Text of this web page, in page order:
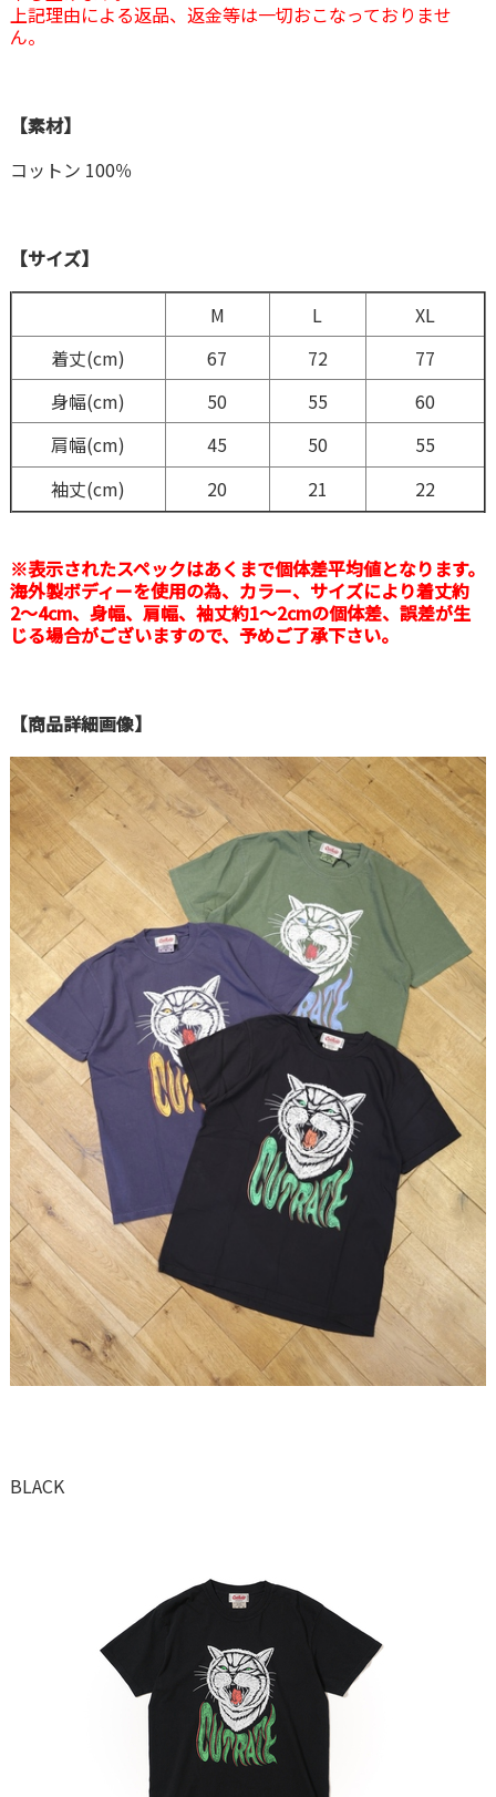
上記理由による返品、返金等は一切おこなっておりませ
ん。
【素材】
コットン 100％
【サイズ】
M L
XL
着丈(cm)
67 72
77
身幅(cm)
50 55
60
肩幅(cm)
45 50
55
袖丈(cm)
20 21 22
※表示されたスペックはあくまで個体差平均値となります。
海外製ボディーを使用の為、カラー、サイズにより着丈約
2〜4cm、身幅、肩幅、袖丈約1〜2cmの個体差、誤差が生
じる場合がございますので、予めご了承下さい。
【商品詳細画像】
BLACK